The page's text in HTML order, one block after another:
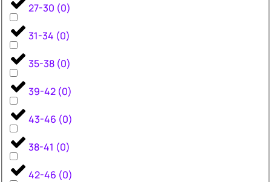
27-30 (0)
31-34 (0)
35-38 (0)
39-42 (0)
43-46 (0)
38-41 (0)
42-46 (0)